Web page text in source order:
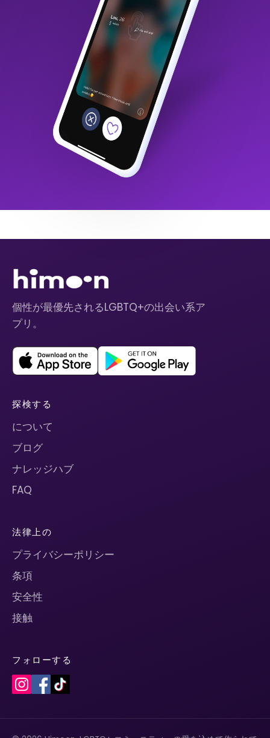
個性が最優先されるLGBTQ+の出会い系ア
プリ。
探検する
について
ブログ
ナレッジハブ
FAQ
法律上の
プライバシーポリシー
条項
安全性
接触
フォローする